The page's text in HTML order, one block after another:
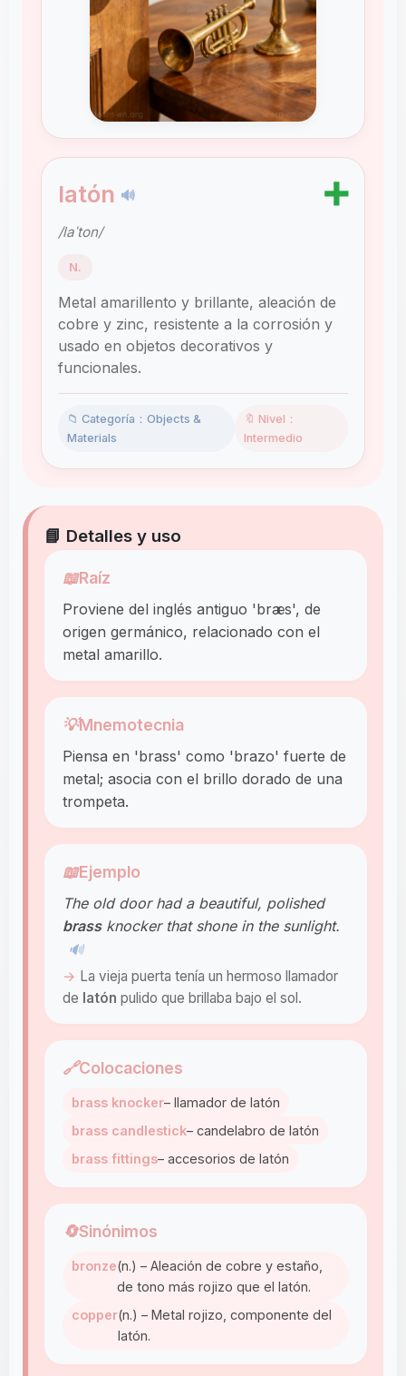
latón 🔊 ➕
/laˈton/
N.
Metal amarillento y brillante, aleación de
cobre y zinc, resistente a la corrosión y
usado en objetos decorativos y
funcionales.
📁 Categoría：Objects &
Materials
🔖 Nivel：
Intermedio
📘 Detalles y uso
📖Raíz
Proviene del inglés antiguo 'bræs', de
origen germánico, relacionado con el
metal amarillo.
💡Mnemotecnia
Piensa en 'brass' como 'brazo' fuerte de
metal; asocia con el brillo dorado de una
trompeta.
📖Ejemplo
The old door had a beautiful, polished
brassknocker that shone in the sunlight.
🔊
La vieja puerta tenía un hermoso llamador
de latón pulido que brillaba bajo el sol.
🔗Colocaciones
brass knocker– llamador de latón
brass candlestick– candelabro de latón
brass fittings– accesorios de latón
🔄Sinónimos
bronze(n.) – Aleación de cobre y estaño,
de tono más rojizo que el latón.
copper(n.) – Metal rojizo, componente del
latón.